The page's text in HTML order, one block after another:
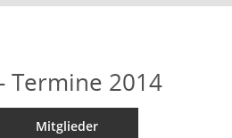
Termine 2014
Mitglieder